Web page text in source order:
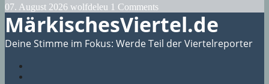
07. August 2026 wolfdeleu 1 Comments
MärkischesViertel.de
Deine Stimme im Fokus: Werde Teil der Viertelreporter